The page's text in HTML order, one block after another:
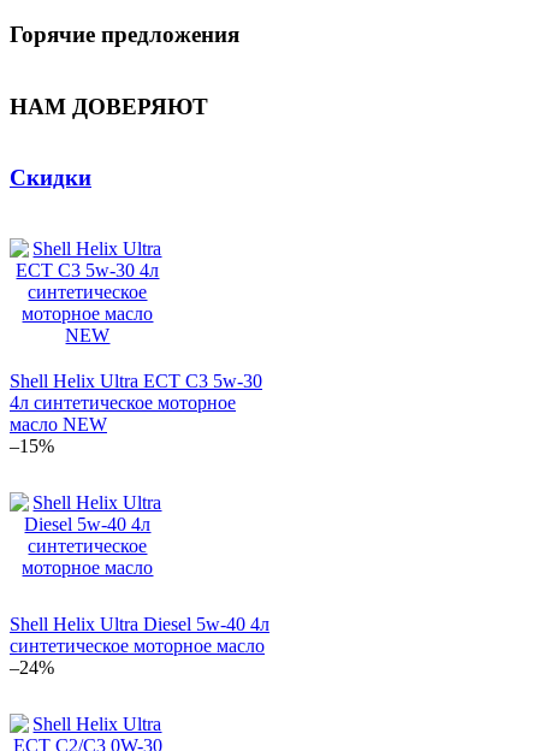
Горячие предложения
НАМ ДОВЕРЯЮТ
Скидки
Shell Helix Ultra ECT C3 5w-30
4л синтетическое моторное
масло NEW
–15%
Shell Helix Ultra Diesel 5w-40 4л
синтетическое моторное масло
–24%